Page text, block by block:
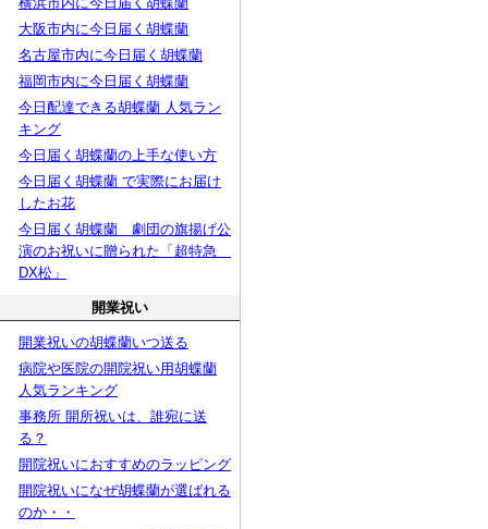
大阪市内に今日届く胡蝶蘭
名古屋市内に今日届く胡蝶蘭
福岡市内に今日届く胡蝶蘭
今日配達できる胡蝶蘭 人気ラン
キング
今日届く胡蝶蘭の上手な使い方
今日届く胡蝶蘭 で実際にお届け
したお花
今日届く胡蝶蘭 劇団の旗揚げ公
演のお祝いに贈られた「超特急
DX松」
開業祝い
開業祝いの胡蝶蘭いつ送る
病院や医院の開院祝い用胡蝶蘭
人気ランキング
事務所 開所祝いは、誰宛に送
る？
開院祝いにおすすめのラッピング
開院祝いになぜ胡蝶蘭が選ばれる
のか・・